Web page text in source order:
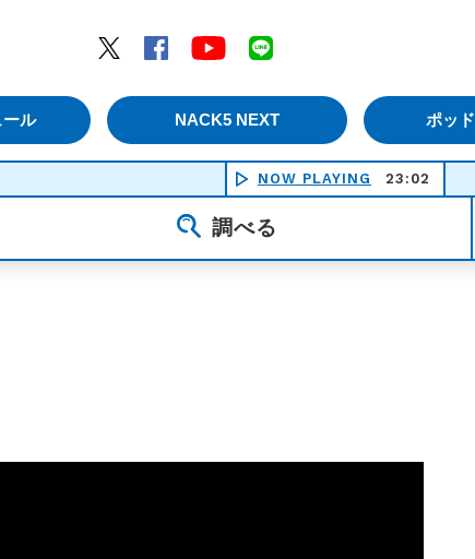
Twitter
Facebook YouTube
ール NACK5 NEXT ポッ
NOW PLAYING 23:02 I'll
調べる